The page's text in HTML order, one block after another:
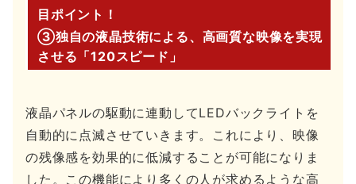
目ポイント！
③独自の液晶技術による、高画質な映像を実現
させる「120スピード」
液晶パネルの駆動に連動してLEDバックライトを
自動的に点滅させていきます。これにより、映像
の残像感を効果的に低減することが可能になりま
した。この機能により多くの人が求めるような高